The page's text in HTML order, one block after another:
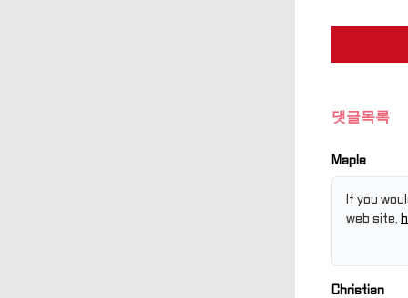
댓글목록
Maple
If you
web site.
Christian